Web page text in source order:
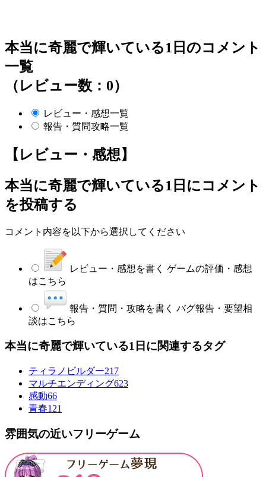
本当に奇麗で輝いている1日のコメント
一覧
（レビュー数：0）
レビュー・感想一覧
報告・質問攻略一覧
【レビュー・感想】
本当に奇麗で輝いている1日 にコメント
を投稿する
コメント内容を以下から選択してください
レビュー・感想を書く ゲームの評価・感想
はこちら
報告・質問・攻略を書く バグ報告・要望相
談はこちら
本当に奇麗で輝いている1日に関連するタグ
ティラノビルダー217
マルチエンディング623
感動66
青春121
雰囲気の近いフリーゲーム